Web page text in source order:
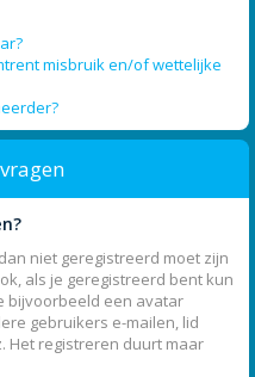
misbruik en/of wettelijke
niet geregistreerd moet zijn
als je geregistreerd bent kun
bijvoorbeeld een avatar
gebruikers e-mailen, lid
Het registreren duurt maar